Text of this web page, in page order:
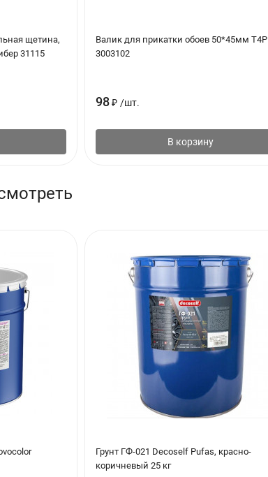
при температуре не ниже 5°С.
щетина,
31115
Валик для прикатки обоев 50*45мм T4P
3003102
98 ₽ /шт.
В корзину
Грунт ГФ-021 Decoself Pufas, красно-
коричневый 25 кг